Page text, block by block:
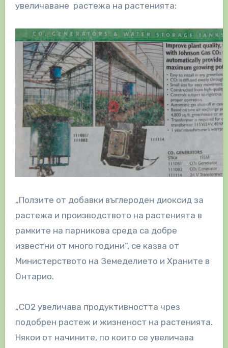
увеличаване растежа на растенията:
„Ползите от добавки въглероден диоксид за
растежа и производството на растенията в
рамките на парникова среда са добре
известни от много години“, се казва от
Министерството на Земеделието и Храните в
Онтарио.
„CO2 увеличава продуктивността чрез
подобрен растеж и жизненост на растенията.
Някои от начините, по които се увеличава